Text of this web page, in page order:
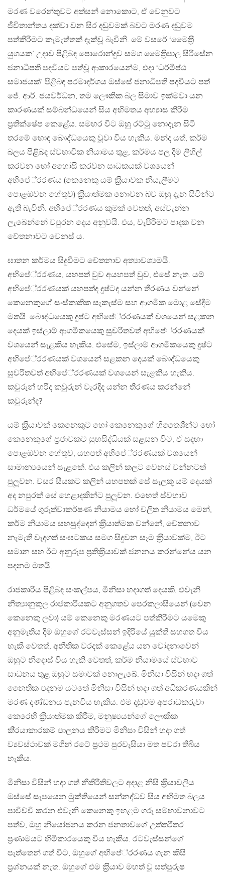
මරණ වරෙන්තුවට අත්සන් නොකොට, ඒ වෙනුවට
ජීවිතාන්තය දක්වා වන සිර දඬුවමක් බවට මරණ දඬුවම
පත්කිරීමට කැමැත්තක් දැක්වූ බැවිනි. මේ වසරේ ‘මෛත‍්‍රී
යුගයක’ උදාව පිළිබඳ පොරොන්දුව සමග මෛත‍්‍රිපාල සිරිසේන
ජනාධිපති පදවියට පත්වූ ආකාරයෙන්ම, එදා ‘ධර්මිෂ්ඨ
සමාජයක්’ පිළිබඳ පරමාදර්ශය ඔස්සේ ජනාධිපති පදවියට පත්
ජේ. ආර්. ජයවර්ධන, තම ලෞකික බල සීමාව ඉක්මවා යන
කාරණයක් සම්බන්ධයෙන් සිය අභිමතය අභ්‍යාස කිරීම
ප‍්‍රතික්ෂේප කෙළේය. සමහර විට ඔහු රට්ටු නොදැන සිටි
තරමේ හොඳ බෞද්ධයෙකු වූවා විය හැකිය. මන්ද යත්, කර්ම
බලය පිළිබඳ ස්වභාවික නියාමය තුළ, කර්මය පල දීම ලිහිල්
කරවන හෝ අහෝසි කරවන සාධකයක් වශයෙන්
අභිපේ‍්‍රරණය (කෙනෙකු යම් ක‍්‍රියාවක නියැලීමට
පොළඹවන හේතුව) ක‍්‍රියාත්මක නොවන බව ඔහු දැන සිටින්ට
ඇති බැවිනි. අභිපේ‍්‍රරණය කුමක් වෙතත්, අස්වැන්න
ලැබෙන්නේ වපුරන දෙය අනුවයි. එය, වැපිරීමට පාදක වන
චේතනාවට වෙනස් ය.
ඝාතන කර්මය සිදුවීමට චේතනාව අත්‍යාවශ්‍යමයි.
අභිපේ‍්‍රරණය, යහපත් වුව අයහපත් වුව, එසේ නැත. යම්
අභිපේ‍්‍රරණයක් යහපත්ද දුෂ්ටද යන්න තීරණය වන්නේ
කෙනෙකුගේ සංස්කෘතික සැකැස්ම සහ ආගමික මොළ සේදීම
මතයි. බෞද්ධයෙකු දුෂ්ට අභිපේ‍්‍රරණයක් වශයෙන් සළකන
දෙයක් ඉස්ලාම් ආගමිකයෙකු සුචරිතවත් අභිපේ‍්‍රරණයක්
වශයෙන් සැළකිය හැකිය. එසේම, ඉස්ලාම් ආගමිකයෙකු දුෂ්ට
අභිපේ‍්‍රරණයක් වශයෙන් සළකන දෙයක් බෞද්ධයෙකු
සුචරිතවත් අභිපේ‍්‍රරණයක් වශයෙන් සැළකිය හැකිය.
කවුරුන් හරිද කවුරුන් වැරදිද යන්න තීරණය කරන්නේ
කවුරුන්ද?
යම් ක‍්‍රියාවක් කෙනෙකුට හෝ කෙනෙකුගේ හිතෛශීන්ට හෝ
කෙනෙකුගේ ප‍්‍රජාවකට සුභසිද්ධියක් සළසන විට, ඒ සඳහා
පොළඹවන හේතුව, යහපත් අභිපේ‍්‍රරණයක් වශයෙන්
සාමාන්‍යයෙන් සැළකේ. එය කලින් කලට වෙනස් වන්නටත්
පුලූවන. වසර සීයකට කලින් යහපතක් සේ සැලකූ යම් දෙයක්
අද නපුරක් සේ හෙළාදකින්ට පුලූවන. එහෙත් ස්වභාව
ධර්මයේ ගුරුත්වාකර්ෂණ නියාමය හෝ චලිත නියාමය මෙන්,
කර්ම නියාමය සහසුද්දෙන් ක‍්‍රියාත්මක වන්නේ, චේතනාව
නැමැති වැදගත් සංඝටකය සමග සිදුවන සෑම ක‍්‍රියාවක්ම, ඊට
සමාන සහ ඊට අනුරූප ප‍්‍රතික‍්‍රියාවක් ජනනය කරන්නේය යන
පදනම මතයි.
රාජකාරිය පිළිබඳ සංකල්පය, මිනිසා හදාගත් දෙයකි. එවැනි
නීත්‍යානුකූල රාජකාරියකට අනුගතව පෙරකලාසියෙන් (වෙන
කෙනෙකු ලවා) යම් කෙනෙකු මරණයට පත්කිරීමට යමෙකු
අනුමැතිය දීම ඔහුගේ රටවැස්සන් ඉදිරියේ යුක්ති සහගත විය
හැකි වෙතත්, අනීතික වරදක් කෙළේය යන චෝදනාවෙන්
ඔහුට නිදොස් විය හැකි වෙතත්, කර්ම නියාමයේ ස්වභාව
සාධනය තුළ ඔහුට සමාවක් නොලැබේ. මිනිසා විසින් හදා ගත්
නෛතික පදනම යටතේ මිනිසා විසින් හදා ගත් අධිකරණයකින්
මරණ දණ්ඩනය පැනවිය හැකිය. එම දඬුවම අපරාධකරුවා
කෙරෙහි ක‍්‍රියාත්මක කිරීම, මනුෂ්‍යයන්ගේ ලෞකික
කි‍්‍රයාකාරකම් පාලනය කිරීමට මිනිසා විසින් හදා ගත්
ව්‍යවස්ථාවක් මගින් රටේ ප‍්‍රථම පුරවැසියා මත පවරා තිබිය
හැකිය.
මිනිසා විසින් හදා ගත් නීතිරීතිවලට අදාළ නිසි ක‍්‍රියාවලිය
ඔස්සේ සැපයෙන මුක්තියෙන් සන්නද්ධව සිය අභිමත බලය
පාවිච්චි කරන එවැනි කෙනෙකු ඉහළම ගරු සම්භාවනාවට
පත්ව, ඔහු නියෝජනය කරන ජනතාවගේ උත්තරීතර
ප‍්‍රණාමයට හිමිකාරයෙකු විය හැකිය. රටවැස්සන්ගේ
පැත්තෙන් ගත් විට, ඔහුගේ අභිපේ‍්‍රරණය ගැන කිසි
ප‍්‍රශ්නයක් නැත. ඔහුගේ එම ක‍්‍රියාව මහත් වූ සත්පුරුෂ